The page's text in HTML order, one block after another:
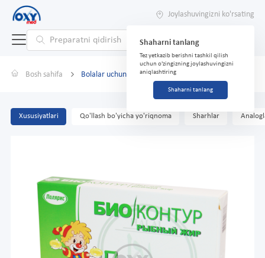
Joylashuvingizni ko'rsating
Shaharni tanlang
Tez yetkazib berishni tashkil qilish
uchun o'zingizning joylashuvingizni
aniqlashtiring
Shaharni tanlang
Bosh sahifa Bolalar uchun baliq yog'i 400 mg No 100 qopqoq.
Xususiyatlari Qo'llash bo'yicha yo'riqnoma Sharhlar